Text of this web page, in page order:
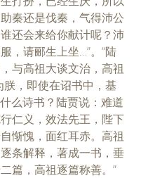
秦还是伐秦，气得沛公
还会来给你献计呢？沛
，请郦生上坐…”。“陆
与高祖大谈文治，高祖
，即使在诏书中，基
么诗书？陆贾说：难道
仁义，效法先王，陛下
惭愧，面红耳赤。高祖
条解释，著成一书，垂
篇，高祖逐篇称善。”